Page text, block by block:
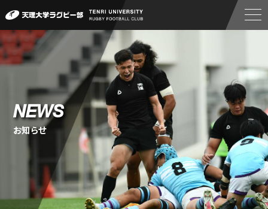
NEWS
お知らせ